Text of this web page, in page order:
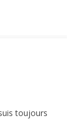
toujours